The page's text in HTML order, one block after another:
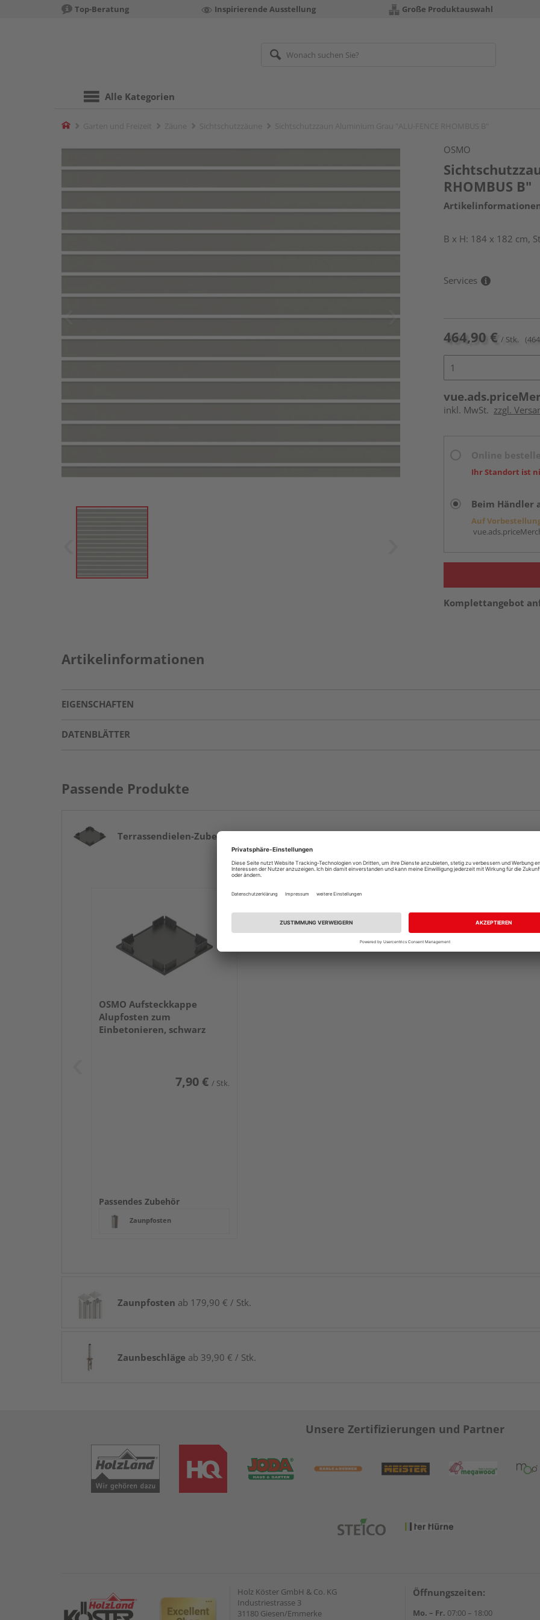
Top-Beratung Inspirierende Ausstellung Große Produktauswahl
Alle Kategorien
Home
OSMO
RHOMBUS B"
B x H: 184 x 182 cm,
Services
464,90 € / Stk.
inkl. MwSt. zzgl.
Ihr Standort ist
Beim Händler
Auf
Komplettangebot
Artikelinformationen
EIGENSCHAFTEN
DATENBLÄTTER
Passende Produkte
Terrassendielen-Zubehör
OSMO Aufsteckkappe
Alupfosten zum
Einbetonieren, schwarz
7,90 € / Stk.
Passendes Zubehör
Zaunpfosten
Zaunpfosten ab 179,90 € / Stk.
Zaunbeschläge ab 39,90 € / Stk.
Unsere Zertifizierungen und Partner
Holz Köster GmbH & Co. KG
Industriestrasse 3
31180 Giesen/Emmerke
Öffnungszeiten:
Mo. – Fr. 07:00 – 18:00